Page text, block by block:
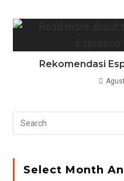
Rekomendasi
Select Month